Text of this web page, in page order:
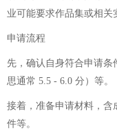
业可能要求作品集或相关
申请流程
先，确认自身符合申请
思通常 5.5 - 6.0 分）等。
接着，准备申请材料，含
件等。